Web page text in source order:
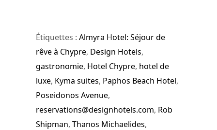
Étiquettes : Almyra Hotel: Séjour de
rêve à Chypre, Design Hotels,
gastronomie, Hotel Chypre, hotel de
luxe, Kyma suites, Paphos Beach Hotel,
Poseidonos Avenue,
reservations@designhotels.com, Rob
Shipman, Thanos Michaelides,